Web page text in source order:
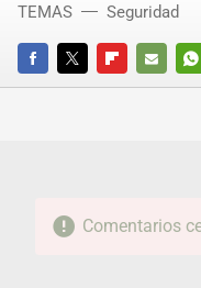
FACEBOOKTWITTERFLIPBOARD
E-
TEMAS Seguridad
Comentarios